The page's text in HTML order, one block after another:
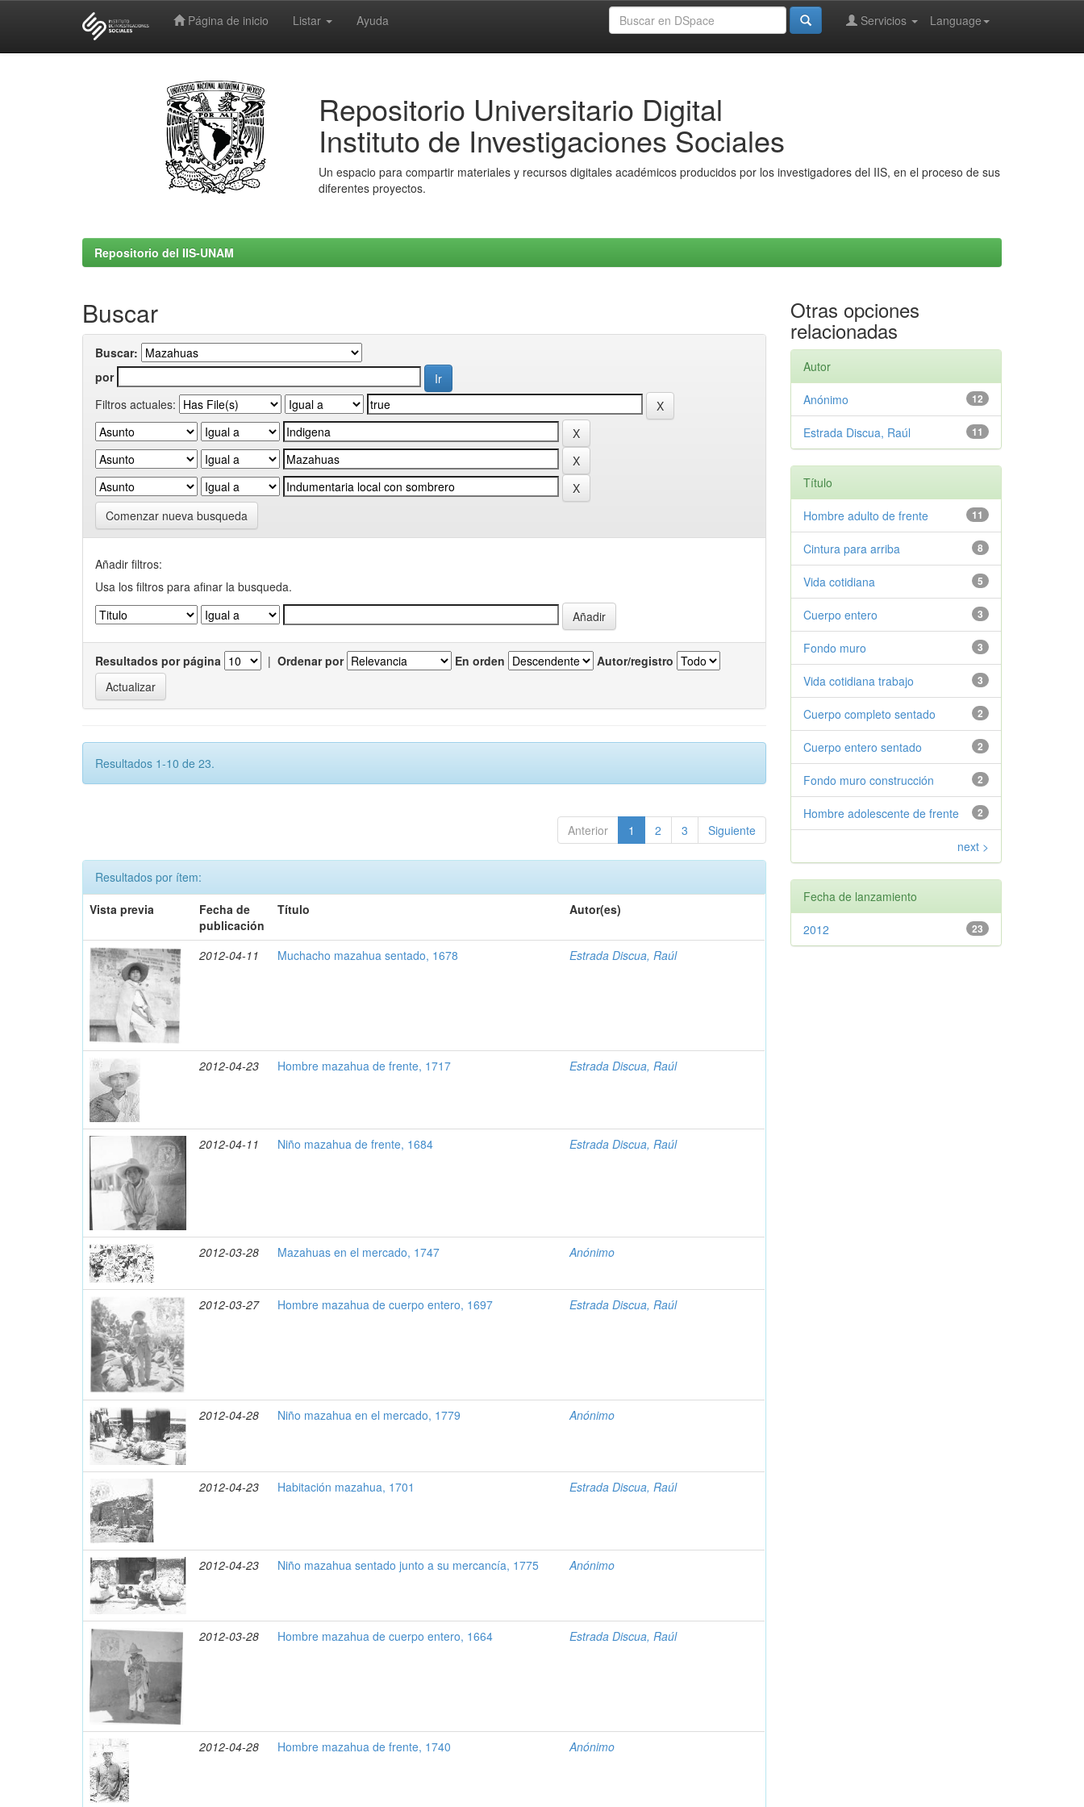
Página de inicio Listar Ayuda Language
Servicios
Repositorio Universitario Digital
Instituto de Investigaciones Sociales
Un espacio para compartir materiales y recursos digitales académicos producidos por los investigadores del IIS, en el proceso de sus
diferentes proyectos.
Repositorio del IIS-UNAM
Buscar
Buscar:
por
Filtros actuales:
Comenzar nueva busqueda
Añadir filtros:
Usa los filtros para afinar la busqueda.
Resultados por página | Ordenar por En orden Autor/registro
Resultados 1-10 de 23.
Anterior 1 2 3 Siguiente
Resultados por ítem:
Vista previa
Fecha de
publicación
Título Autor(es)
2012-04-11 Muchacho mazahua sentado, 1678 Estrada Discua, Raúl
2012-04-23 Hombre mazahua de frente, 1717 Estrada Discua, Raúl
2012-04-11 Niño mazahua de frente, 1684 Estrada Discua, Raúl
2012-03-28 Mazahuas en el mercado, 1747 Anónimo
2012-03-27 Hombre mazahua de cuerpo entero, 1697 Estrada Discua, Raúl
2012-04-28 Niño mazahua en el mercado, 1779 Anónimo
2012-04-23 Habitación mazahua, 1701 Estrada Discua, Raúl
2012-04-23 Niño mazahua sentado junto a su mercancía, 1775 Anónimo
2012-03-28 Hombre mazahua de cuerpo entero, 1664 Estrada Discua, Raúl
2012-04-28 Hombre mazahua de frente, 1740 Anónimo
Otras opciones
relacionadas
Autor
12
Anónimo
11
Estrada Discua, Raúl
Título
11
Hombre adulto de frente
8
Cintura para arriba
5
Vida cotidiana
3
Cuerpo entero
3
Fondo muro
3
Vida cotidiana trabajo
2
Cuerpo completo sentado
2
Cuerpo entero sentado
2
Fondo muro construcción
2
Hombre adolescente de frente
next >
Fecha de lanzamiento
23
2012